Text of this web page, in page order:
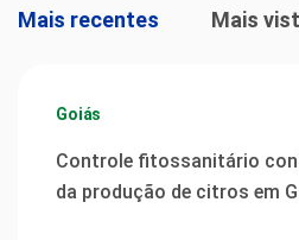
Mais recentes Mais
Goiás
Controle fitossanitário
da produção de citros em